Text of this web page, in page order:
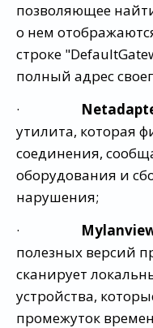
позволяющее
о нем
строке
полный адрес
·
утилита, которая
соединения,
оборудования и
нарушения;
·
полезных версий
сканирует
устройства,
промежуток